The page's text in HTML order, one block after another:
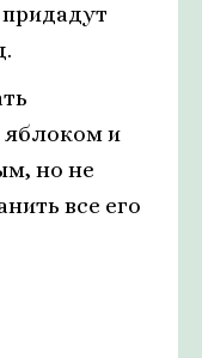
яблоком и
но не
все его